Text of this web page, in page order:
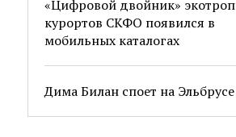
«Цифровой двойник» экотроп
курортов СКФО появился в
мобильных каталогах
Дима Билан споет на Эльбрусе